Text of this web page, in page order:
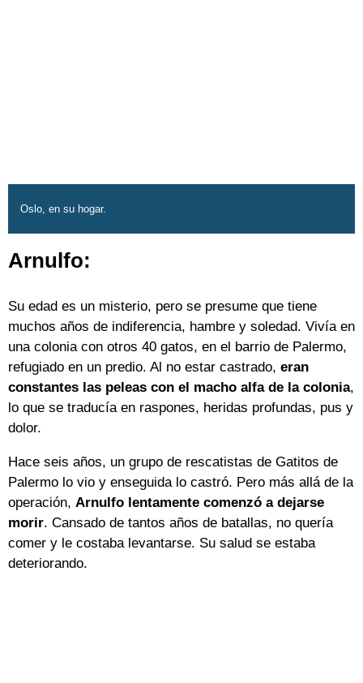
Oslo, en su hogar.
Arnulfo:
Su edad es un misterio, pero se presume que tiene
muchos años de indiferencia, hambre y soledad. Vivía en
una colonia con otros 40 gatos, en el barrio de Palermo,
refugiado en un predio. Al no estar castrado, eran
constantes las peleas con el macho alfa de la colonia,
lo que se traducía en raspones, heridas profundas, pus y
dolor.
Hace seis años, un grupo de rescatistas de Gatitos de
Palermo lo vio y enseguida lo castró. Pero más allá de la
operación, Arnulfo lentamente comenzó a dejarse
morir. Cansado de tantos años de batallas, no quería
comer y le costaba levantarse. Su salud se estaba
deteriorando.